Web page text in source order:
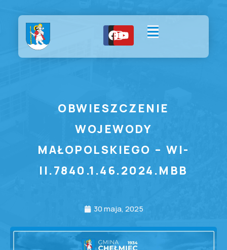
OBWIESZCZENIE
WOJEWODY
MAŁOPOLSKIEGO – WI-
II.7840.1.46.2024.MBB
30 maja, 2025